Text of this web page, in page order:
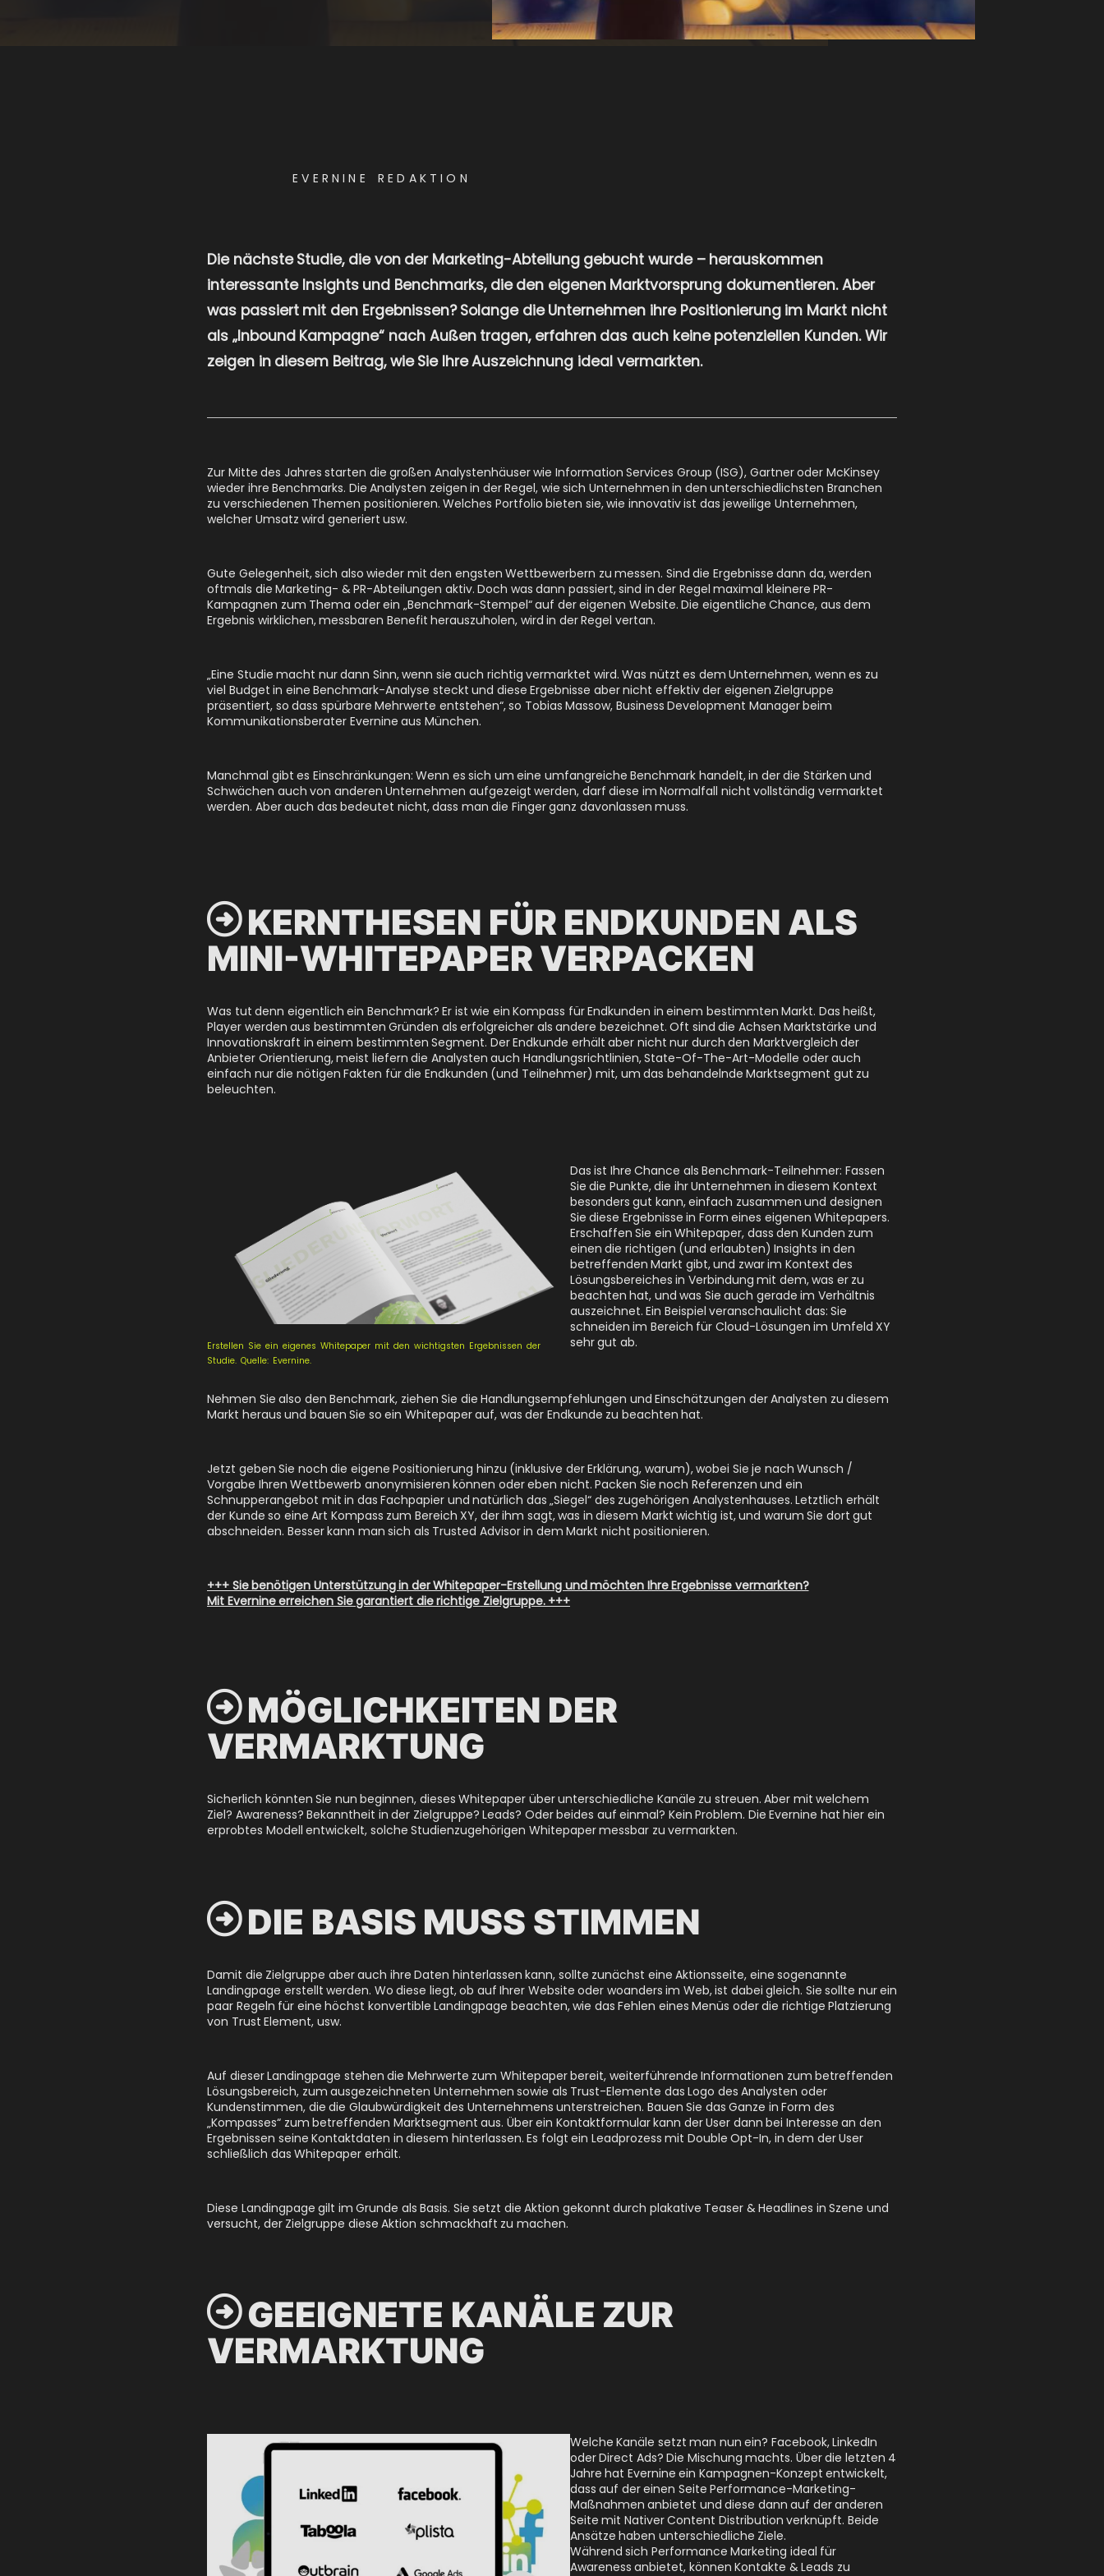
EVERNINE REDAKTION
Die nächste Studie, die von der Marketing-Abteilung gebucht wurde – herauskommen
interessante Insights und Benchmarks, die den eigenen Marktvorsprung dokumentieren. Aber
was passiert mit den Ergebnissen? Solange die Unternehmen ihre Positionierung im Markt nicht
als „Inbound Kampagne“ nach Außen tragen, erfahren das auch keine potenziellen Kunden. Wir
zeigen in diesem Beitrag, wie Sie Ihre Auszeichnung ideal vermarkten.
Zur Mitte des Jahres starten die großen Analystenhäuser wie Information Services Group (ISG), Gartner oder McKinsey
wieder ihre Benchmarks. Die Analysten zeigen in der Regel, wie sich Unternehmen in den unterschiedlichsten Branchen
zu verschiedenen Themen positionieren. Welches Portfolio bieten sie, wie innovativ ist das jeweilige Unternehmen,
welcher Umsatz wird generiert usw.
Gute Gelegenheit, sich also wieder mit den engsten Wettbewerbern zu messen. Sind die Ergebnisse dann da, werden
oftmals die Marketing- & PR-Abteilungen aktiv. Doch was dann passiert, sind in der Regel maximal kleinere PR-
Kampagnen zum Thema oder ein „Benchmark-Stempel“ auf der eigenen Website. Die eigentliche Chance, aus dem
Ergebnis wirklichen, messbaren Benefit herauszuholen, wird in der Regel vertan.
„Eine Studie macht nur dann Sinn, wenn sie auch richtig vermarktet wird. Was nützt es dem Unternehmen, wenn es zu
viel Budget in eine Benchmark-Analyse steckt und diese Ergebnisse aber nicht effektiv der eigenen Zielgruppe
präsentiert, so dass spürbare Mehrwerte entstehen“, so Tobias Massow, Business Development Manager beim
Kommunikationsberater Evernine aus München.
Manchmal gibt es Einschränkungen: Wenn es sich um eine umfangreiche Benchmark handelt, in der die Stärken und
Schwächen auch von anderen Unternehmen aufgezeigt werden, darf diese im Normalfall nicht vollständig vermarktet
werden. Aber auch das bedeutet nicht, dass man die Finger ganz davonlassen muss.
KERNTHESEN FÜR ENDKUNDEN ALS
MINI-WHITEPAPER VERPACKEN
Was tut denn eigentlich ein Benchmark? Er ist wie ein Kompass für Endkunden in einem bestimmten Markt. Das heißt,
Player werden aus bestimmten Gründen als erfolgreicher als andere bezeichnet. Oft sind die Achsen Marktstärke und
Innovationskraft in einem bestimmten Segment. Der Endkunde erhält aber nicht nur durch den Marktvergleich der
Anbieter Orientierung, meist liefern die Analysten auch Handlungsrichtlinien, State-Of-The-Art-Modelle oder auch
einfach nur die nötigen Fakten für die Endkunden (und Teilnehmer) mit, um das behandelnde Marktsegment gut zu
beleuchten.
Erstellen Sie ein eigenes Whitepaper mit den wichtigsten Ergebnissen der
Studie. Quelle: Evernine.
Das ist Ihre Chance als Benchmark-Teilnehmer: Fassen
Sie die Punkte, die ihr Unternehmen in diesem Kontext
besonders gut kann, einfach zusammen und designen
Sie diese Ergebnisse in Form eines eigenen Whitepapers.
Erschaffen Sie ein Whitepaper, dass den Kunden zum
einen die richtigen (und erlaubten) Insights in den
betreffenden Markt gibt, und zwar im Kontext des
Lösungsbereiches in Verbindung mit dem, was er zu
beachten hat, und was Sie auch gerade im Verhältnis
auszeichnet. Ein Beispiel veranschaulicht das: Sie
schneiden im Bereich für Cloud-Lösungen im Umfeld XY
sehr gut ab.
Nehmen Sie also den Benchmark, ziehen Sie die Handlungsempfehlungen und Einschätzungen der Analysten zu diesem
Markt heraus und bauen Sie so ein Whitepaper auf, was der Endkunde zu beachten hat.
Jetzt geben Sie noch die eigene Positionierung hinzu (inklusive der Erklärung, warum), wobei Sie je nach Wunsch /
Vorgabe Ihren Wettbewerb anonymisieren können oder eben nicht. Packen Sie noch Referenzen und ein
Schnupperangebot mit in das Fachpapier und natürlich das „Siegel“ des zugehörigen Analystenhauses. Letztlich erhält
der Kunde so eine Art Kompass zum Bereich XY, der ihm sagt, was in diesem Markt wichtig ist, und warum Sie dort gut
abschneiden. Besser kann man sich als Trusted Advisor in dem Markt nicht positionieren.
+++ Sie benötigen Unterstützung in der Whitepaper-Erstellung und möchten Ihre Ergebnisse vermarkten?
Mit Evernine erreichen Sie garantiert die richtige Zielgruppe. +++
MÖGLICHKEITEN DER
VERMARKTUNG
Sicherlich könnten Sie nun beginnen, dieses Whitepaper über unterschiedliche Kanäle zu streuen. Aber mit welchem
Ziel? Awareness? Bekanntheit in der Zielgruppe? Leads? Oder beides auf einmal? Kein Problem. Die Evernine hat hier ein
erprobtes Modell entwickelt, solche Studienzugehörigen Whitepaper messbar zu vermarkten.
DIE BASIS MUSS STIMMEN
Damit die Zielgruppe aber auch ihre Daten hinterlassen kann, sollte zunächst eine Aktionsseite, eine sogenannte
Landingpage erstellt werden. Wo diese liegt, ob auf Ihrer Website oder woanders im Web, ist dabei gleich. Sie sollte nur ein
paar Regeln für eine höchst konvertible Landingpage beachten, wie das Fehlen eines Menüs oder die richtige Platzierung
von Trust Element, usw.
Auf dieser Landingpage stehen die Mehrwerte zum Whitepaper bereit, weiterführende Informationen zum betreffenden
Lösungsbereich, zum ausgezeichneten Unternehmen sowie als Trust-Elemente das Logo des Analysten oder
Kundenstimmen, die die Glaubwürdigkeit des Unternehmens unterstreichen. Bauen Sie das Ganze in Form des
„Kompasses“ zum betreffenden Marktsegment aus. Über ein Kontaktformular kann der User dann bei Interesse an den
Ergebnissen seine Kontaktdaten in diesem hinterlassen. Es folgt ein Leadprozess mit Double Opt-In, in dem der User
schließlich das Whitepaper erhält.
Diese Landingpage gilt im Grunde als Basis. Sie setzt die Aktion gekonnt durch plakative Teaser & Headlines in Szene und
versucht, der Zielgruppe diese Aktion schmackhaft zu machen.
GEEIGNETE KANÄLE ZUR
VERMARKTUNG
Welche Kanäle setzt man nun ein? Facebook, LinkedIn
oder Direct Ads? Die Mischung machts. Über die letzten 4
Jahre hat Evernine ein Kampagnen-Konzept entwickelt,
dass auf der einen Seite Performance-Marketing-
Maßnahmen anbietet und diese dann auf der anderen
Seite mit Nativer Content Distribution verknüpft. Beide
Ansätze haben unterschiedliche Ziele.
Während sich Performance Marketing ideal für
Awareness anbietet, können Kontakte & Leads zu